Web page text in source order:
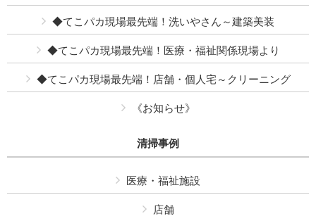
◆てこパカ現場最先端！洗いやさん～建築美装
◆てこパカ現場最先端！医療・福祉関係現場より
◆てこパカ現場最先端！店舗・個人宅～クリーニング
《お知らせ》
清掃事例
医療・福祉施設
店舗